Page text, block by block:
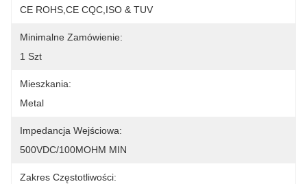
CE ROHS,CE CQC,ISO & TUV
Minimalne Zamówienie:
1 Szt
Mieszkania:
Metal
Impedancja Wejściowa:
500VDC/100MOHM MIN
Zakres Częstotliwości: